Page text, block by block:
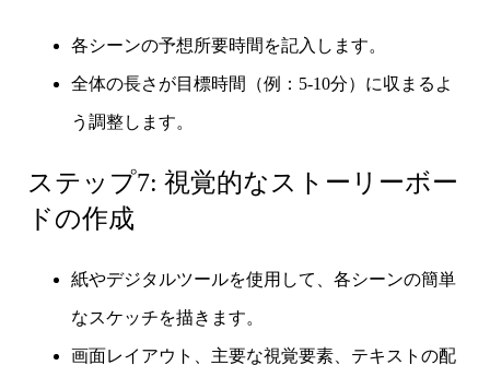
各シーンの予想所要時間を記入します。
全体の長さが目標時間（例：5-10分）に収まるよ
う調整します。
ステップ7: 視覚的なストーリーボー
ドの作成
紙やデジタルツールを使用して、各シーンの簡単
なスケッチを描きます。
画面レイアウト、主要な視覚要素、テキストの配